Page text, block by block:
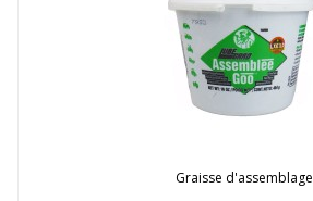
Graisse d'assemblage